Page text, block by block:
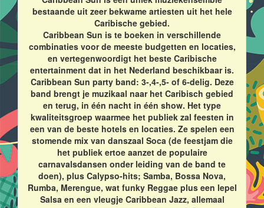
bestaande uit zeer bekwame artiesten uit het hele
Caribische gebied.
Caribbean Sun is te boeken in verschillende
combinaties voor de meeste budgetten en locaties,
en vertegenwoordigt het beste Caribische
entertainment dat in het Nederland beschikbaar is.
Caribbean Sun party band: 3-,4-,5- of 6-delig. Deze
band brengt je muzikaal naar het Caribisch gebied
en terug, in één nacht in één show. Het type
kwaliteitsgroep waarmee het publiek zal feesten in
een van de beste hotels en locaties. Ze spelen een
stomende mix van danszaal Soca (de feestjam die
het publiek ertoe aanzet de populaire
carnavalsdansen onder leiding van de band te
doen), plus Calypso-hits; Samba, Bossa Nova,
Rumba, Merengue, wat funky Reggae plus een lepel
Salsa en een vleugje Caribbean Jazz, allemaal